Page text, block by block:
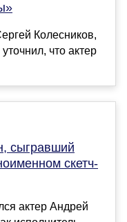
Колесников,
что актер
сыгравший
скетч-
актер Андрей